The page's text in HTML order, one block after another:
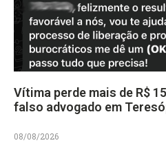
Vítima perde mais de R$
falso advogado em
08/08/2026